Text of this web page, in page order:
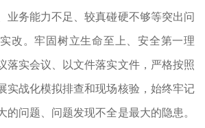
业务能力不足、较真碰硬不够等突出问
改。牢固树立生命至上、安全第一理
落实会议、以文件落实文件，严格按照
实战化模拟排查和现场核验，始终牢记
的问题、问题发现不全是最大的隐患。